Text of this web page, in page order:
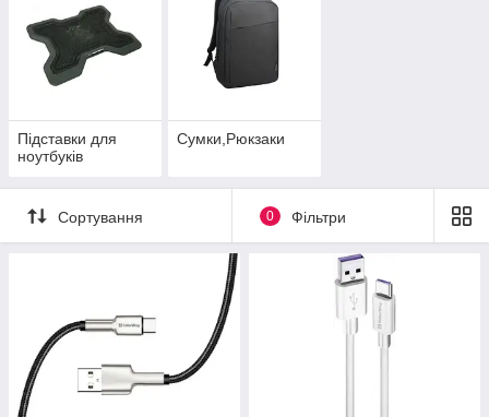
Підставки для
ноутбуків
Сумки,Рюкзаки
Сортування 0 Фільтри